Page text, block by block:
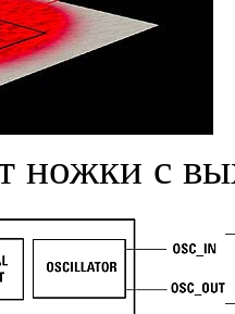
ножки с